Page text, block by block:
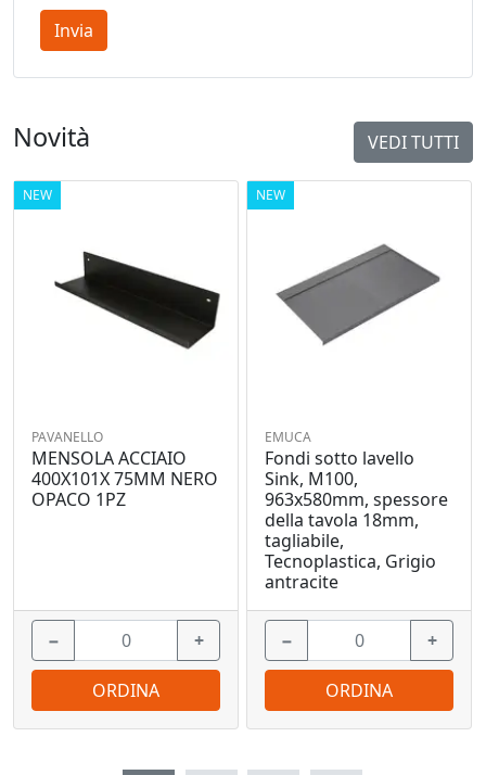
Invia
Novità VEDI TUTTI
NEW
PAVANELLO
MENSOLA ACCIAIO
400X101X 75MM NERO
OPACO 1PZ
− +
ORDINA
NEW
EMUCA
Fondi sotto lavello
Sink, M100,
963x580mm, spessore
della tavola 18mm,
tagliabile,
Tecnoplastica, Grigio
antracite
− +
ORDINA